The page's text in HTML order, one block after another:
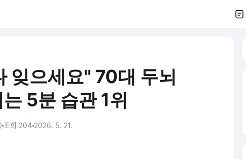
잊으세요" 70대 두뇌
5분 습관 1위
조회 2042026. 5. 21.